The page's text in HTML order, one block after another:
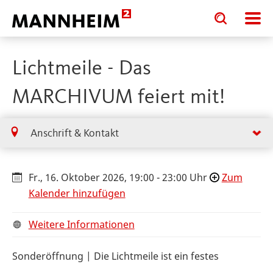
Toggle
search
input
Toggle
search
input
Lichtmeile - Das
MARCHIVUM feiert mit!
Anschrift & Kontakt
Fr., 16. Oktober 2026, 19:00 - 23:00 Uhr
Zum
Kalender hinzufügen
Weitere Informationen
Sonderöffnung | Die Lichtmeile ist ein festes